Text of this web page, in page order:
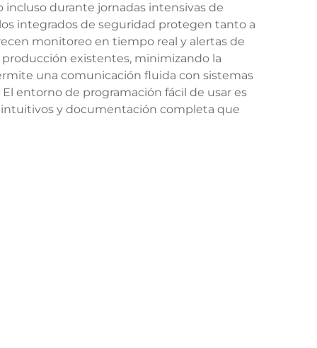
durante jornadas intensivas de
integrados de seguridad protegen tanto a
monitoreo en tiempo real y alertas de
existentes, minimizando la
una comunicación fluida con sistemas
entorno de programación fácil de usar es
y documentación completa que